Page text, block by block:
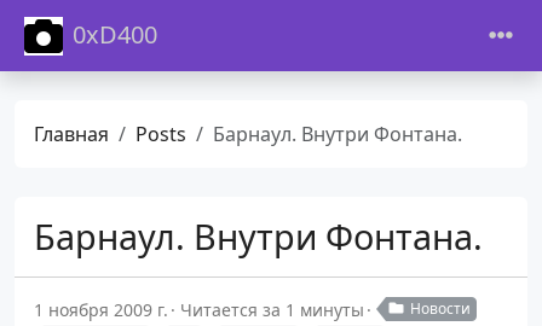
0xD400
Главная Posts Барнаул. Внутри Фонтана.
Барнаул. Внутри Фонтана.
1 ноября 2009 г. Читается за 1 минуты
Новости